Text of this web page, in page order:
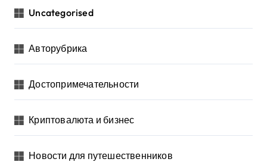
Uncategorised
Авторубрика
Достопримечательности
Криптовалюта и бизнес
Новости для путешественников